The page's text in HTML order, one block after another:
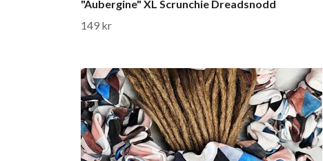
"Aubergine" XL Scrunchie Dreadsnodd
149 kr